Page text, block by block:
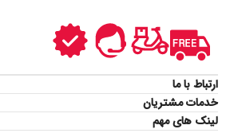
ارتباط با ما
خدمات مشتریان
لینک های مهم